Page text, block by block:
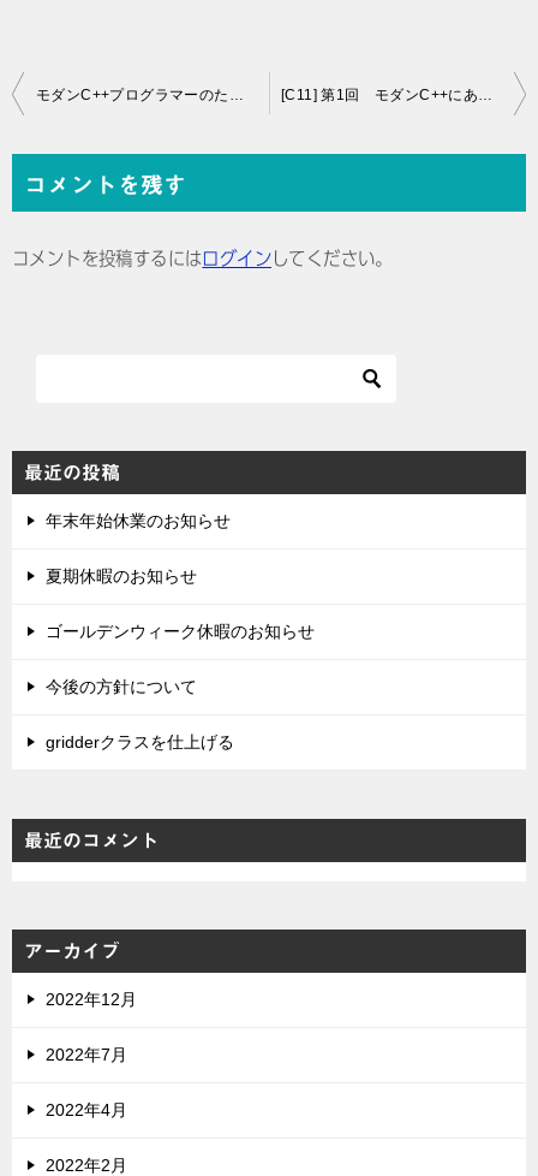
投
ビ
モダンC++プログラマーのためのC11入門 [C11] 第1回 モダンC++にあってC11にない機能
コメントを残す
コメントを投稿するにはログインしてください。
最近の投稿
年末年始休業のお知らせ
夏期休暇のお知らせ
ゴールデンウィーク休暇のお知らせ
今後の方針について
gridderクラスを仕上げる
最近のコメント
アーカイブ
2022年12月
2022年7月
2022年4月
2022年2月